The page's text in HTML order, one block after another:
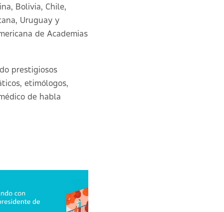
Bolivia, Chile,
Uruguay y
de Academias
prestigiosos
etimólogos,
de habla